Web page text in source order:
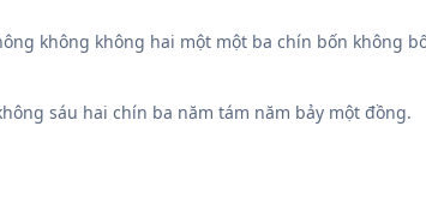
không không hai một một ba chín bốn không
sáu hai chín ba năm tám năm bảy một đồng.